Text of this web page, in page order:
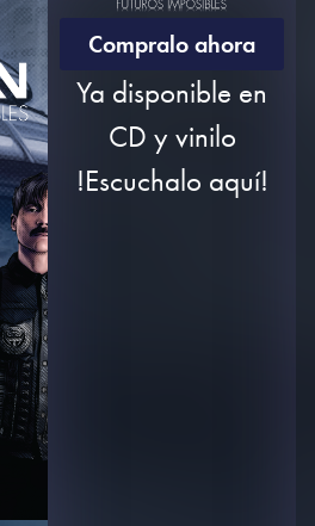
Compralo ahora
Ya disponible en
CD y vinilo
!Escuchalo aquí!